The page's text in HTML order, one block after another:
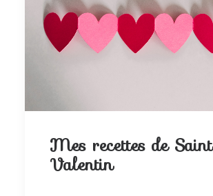
Mes recettes de Saint
Valentin